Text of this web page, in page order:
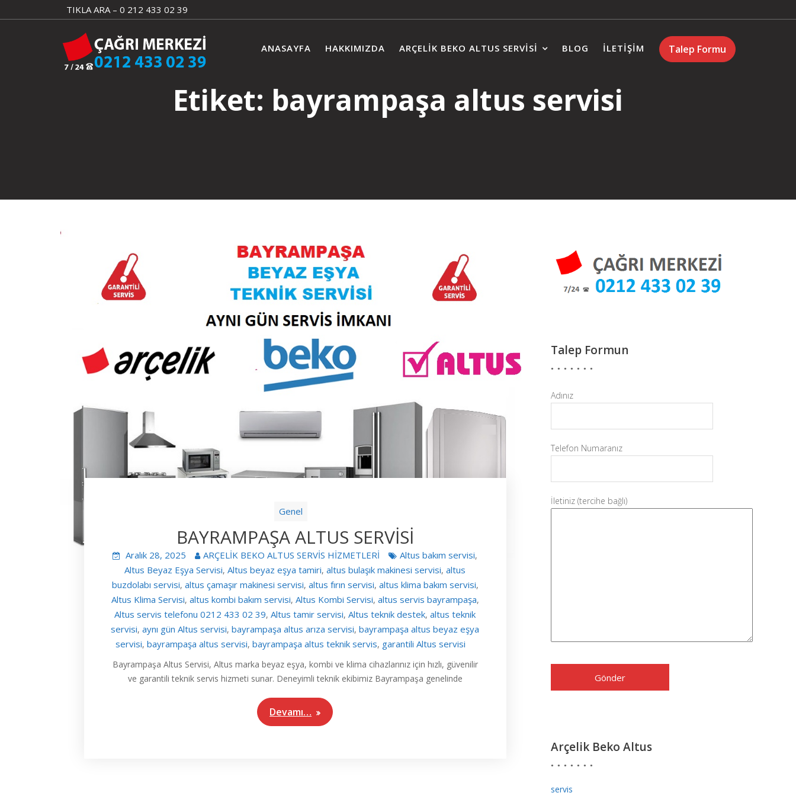
to
TIKLA ARA – 0 212 433 02 39
Talep Formu
ANASAYFA HAKKIMIZDA ARÇELIK BEKO ALTUS SERVISI BLOG İLETIŞIM
Etiket: bayrampaşa altus servisi
Genel
BAYRAMPAŞA ALTUS SERVİSİ
Aralık 28, 2025 ARÇELİK BEKO ALTUS SERVİS HİZMETLERİ Altus bakım servisi,
Altus Beyaz Eşya Servisi,Altus beyaz eşya tamiri,altus bulaşık makinesi servisi,altus
buzdolabı servisi, altus çamaşır makinesi servisi, altus fırın servisi, altus klima bakım servisi,
Altus Klima Servisi, altus kombi bakım servisi, Altus Kombi Servisi, altus servis bayrampaşa,
Altus servis telefonu 0212 433 02 39,Altus tamir servisi,Altus teknik destek,altus teknik
servisi,aynı gün Altus servisi,bayrampaşa altus arıza servisi,bayrampaşa altus beyaz eşya
servisi,bayrampaşa altus servisi,bayrampaşa altus teknik servis, garantili Altus servisi
Bayrampaşa Altus Servisi, Altus marka beyaz eşya, kombi ve klima cihazlarınız için hızlı, güvenilir
ve garantili teknik servis hizmeti sunar. Deneyimli teknik ekibimiz Bayrampaşa genelinde
Devamı…
Talep Formun
Adınız
Telefon Numaranız
İletiniz (tercihe bağlı)
Arçelik Beko Altus
servis